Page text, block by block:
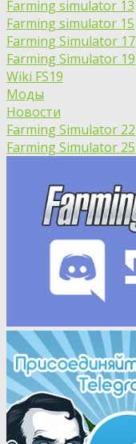
Farming simulator 13
Farming simulator 15
Farming Simulator 17
Farming Simulator 19
Wiki FS19
Моды
Новости
Farming Simulator 22
Farming Simulator 25